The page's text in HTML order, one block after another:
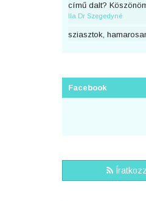
című dalt?
Ila Dr Szegedyné
sziasztok,
előtte. Át lehetne
Sziasztok, én
War című számot,
A nevemre lehetne
Facebook